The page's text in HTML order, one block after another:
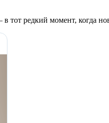
тот редкий момент, когда